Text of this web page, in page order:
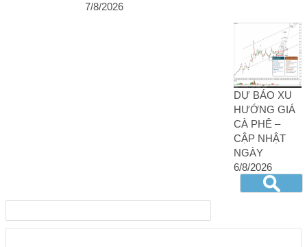
7/8/2026
DỰ BÁO XU
HƯỚNG GIÁ
CÀ PHÊ –
CẬP NHẬT
NGÀY
6/8/2026